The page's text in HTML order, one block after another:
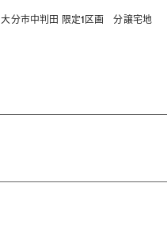
大分市中判田 限定1区画 分譲宅地